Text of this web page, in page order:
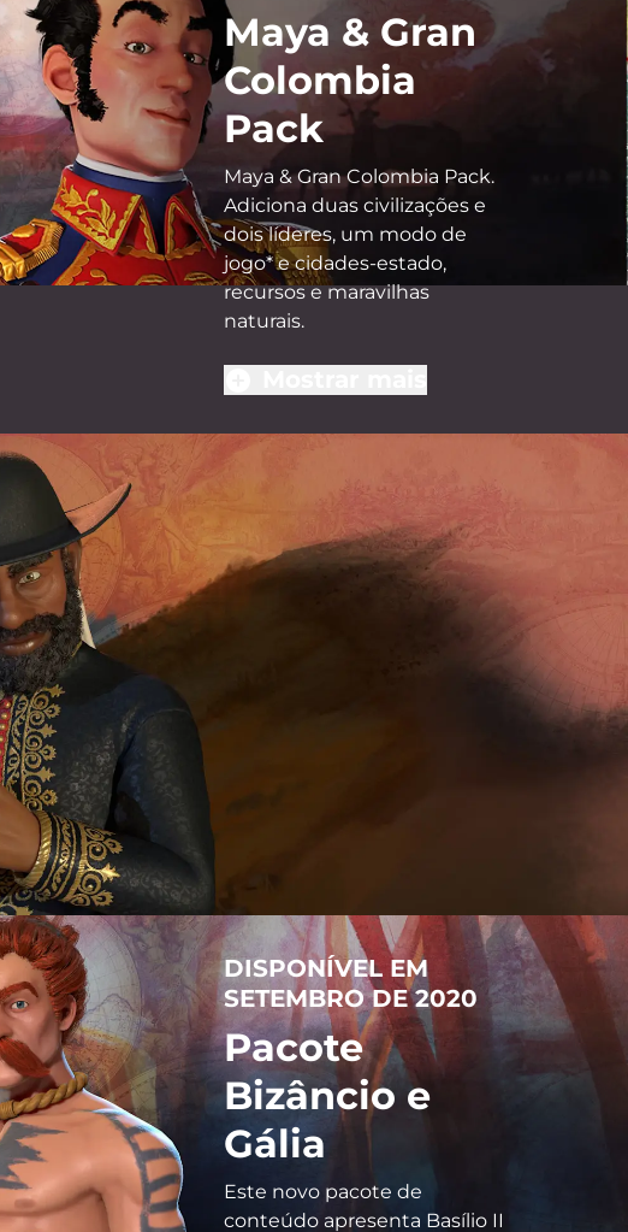
Maya & Gran
Colombia
Pack
Maya & Gran Colombia Pack.
Adiciona duas civilizações e
dois líderes, um modo de
jogo* e cidades-estado,
recursos e maravilhas
naturais.
DISPONÍVEL EM
SETEMBRO DE 2020
Pacote
Bizâncio e
Gália
Este novo pacote de
conteúdo apresenta Basílio II